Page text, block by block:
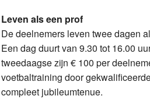
Leven als een prof
De deelnemers leven twee dagen
Een dag duurt van 9.30 tot 16.00
tweedaagse zijn € 100 per
voetbaltraining door
compleet jubileumtenue.